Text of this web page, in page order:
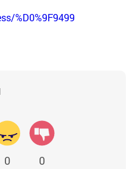
%D0%9F9499
0 0